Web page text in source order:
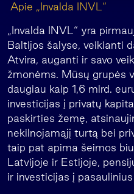
Apie „Invalda INVL“
„Invalda INVL“ yra
Baltijos šalyse, veikianti
Atvira, auganti ir savo
žmonėms. Mūsų grupės
daugiau kaip 1,6 mlrd.
investicijas į privatų
paskirties žemę,
nekilnojamąjį turtą bei
taip pat apima šeimos
Latvijoje ir Estijoje,
ir investicijas į